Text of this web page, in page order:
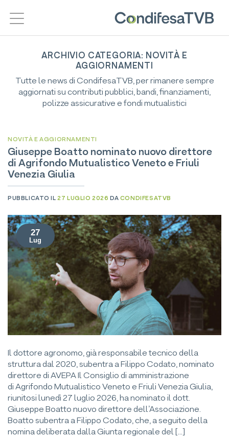
ARCHIVIO CATEGORIA: NOVITÀ E
AGGIORNAMENTI
Tutte le news di CondifesaTVB, per rimanere sempre
aggiornati su contributi pubblici, bandi, finanziamenti,
polizze assicurative e fondi mutualistici
NOVITÀ E AGGIORNAMENTI
Giuseppe Boatto nominato nuovo direttore
di Agrifondo Mutualistico Veneto e Friuli
Venezia Giulia
PUBBLICATO IL27 LUGLIO 2026 DACONDIFESATVB
27
Lug
Il dottore agronomo, già responsabile tecnico della
struttura dal 2020, subentra a Filippo Codato, nominato
direttore di AVEPA Il Consiglio di amministrazione
di Agrifondo Mutualistico Veneto e Friuli Venezia Giulia,
riunitosi lunedì 27 luglio 2026, ha nominato il dott.
Giuseppe Boatto nuovo direttore dell’Associazione.
Boatto subentra a Filippo Codato, che, a seguito della
nomina deliberata dalla Giunta regionale del […]